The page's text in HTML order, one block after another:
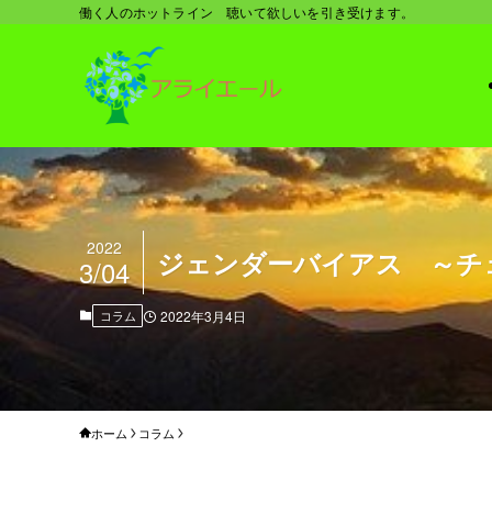
働く人のホットライン 聴いて欲しいを引き受けます。
ジェンダーバイアス ～チ
2022
3/04
コラム 2022年3月4日
ホーム コラム